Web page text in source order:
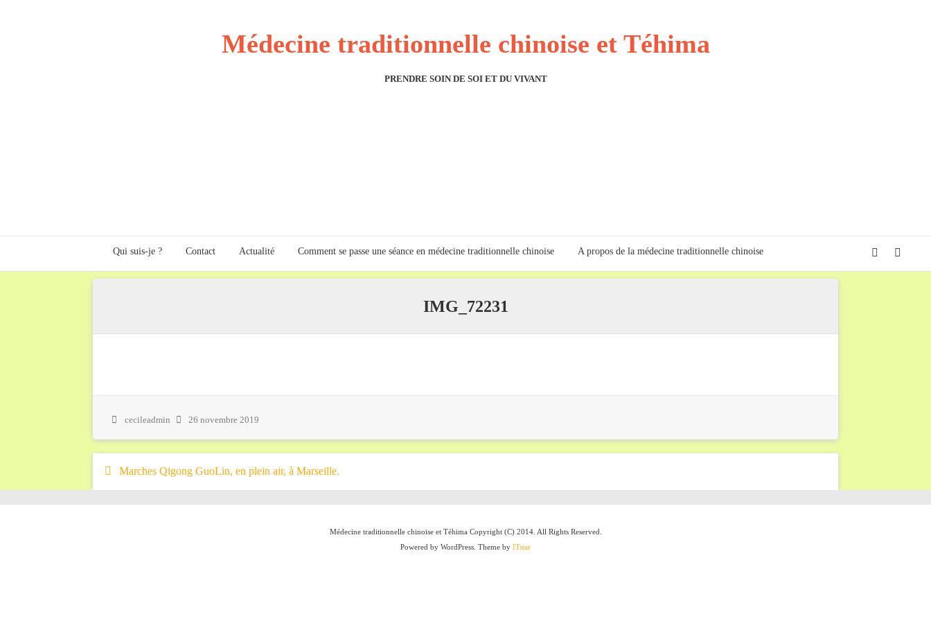
Médecine traditionnelle chinoise et Téhima
PRENDRE SOIN DE SOI ET DU VIVANT
Qui suis-je ? Contact Actualité Comment se passe une séance en médecine traditionnelle chinoise A propos de la médecine traditionnelle chinoise
IMG_72231
cecileadmin 26 novembre 2019
Marches Qigong GuoLin, en plein air, à Marseille.
Médecine traditionnelle chinoise et Téhima Copyright (C) 2014. All Rights Reserved.
Powered by WordPress. Theme by ITstar